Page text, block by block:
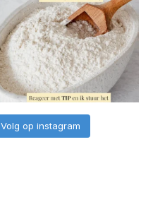
Volg op instagram